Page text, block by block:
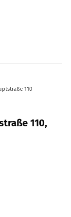
110
110,